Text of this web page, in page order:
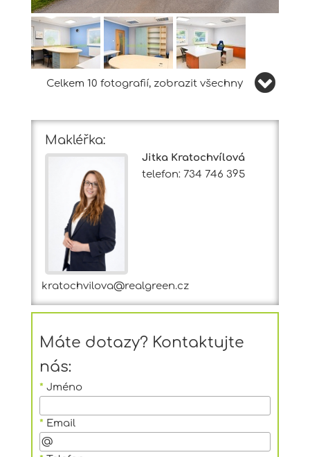
Celkem 10 fotografií, zobrazit všechny
Makléřka:
Jitka Kratochvílová
telefon: 734 746 395
kratochvilova@realgreen.cz
Máte dotazy? Kontaktujte
nás:
* Jméno
* Email